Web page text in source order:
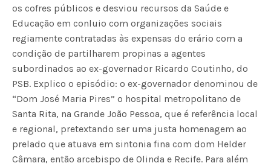
os cofres públicos e desviou recursos da Saúde e
Educação em conluio com organizações sociais
regiamente contratadas às expensas do erário com a
condição de partilharem propinas a agentes
subordinados ao ex-governador Ricardo Coutinho, do
PSB. Explico o episódio: o ex-governador denominou de
“Dom José Maria Pires” o hospital metropolitano de
Santa Rita, na Grande João Pessoa, que é referência local
e regional, pretextando ser uma justa homenagem ao
prelado que atuava em sintonia fina com dom Helder
Câmara, então arcebispo de Olinda e Recife. Para além